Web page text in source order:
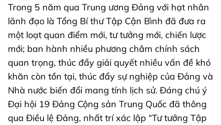
Trong 5 năm qua Trung ương Đảng với hạt nhân
lãnh đạo là Tổng Bí thư Tập Cận Bình đã đưa ra
một loạt quan điểm mới, tư tưởng mới, chiến lược
mới; ban hành nhiều phương châm chính sách
quan trọng, thúc đẩy giải quyết nhiều vấn đề khó
khăn còn tồn tại, thúc đẩy sự nghiệp của Đảng và
Nhà nước biến đổi mang tính lịch sử. Đáng chú ý
Đại hội 19 Đảng Cộng sản Trung Quốc đã thông
qua Điều lệ Đảng, nhất trí xác lập “Tư tưởng Tập